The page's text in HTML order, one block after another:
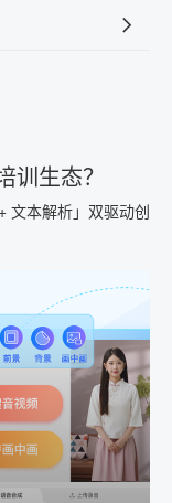
训生态？
文本解析」双驱动创
频
生成
基于全球领先的
打造的AI音频制作
入文本、选择发
一键生成专业音